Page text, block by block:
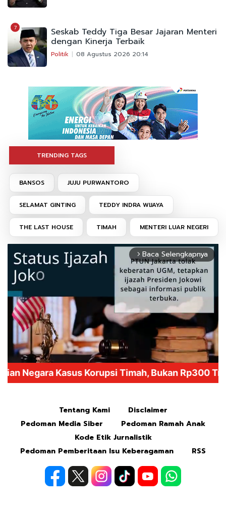
7 Seskab Teddy Tiga Besar Jajaran Menteri
dengan Kinerja Terbaik
Politik 08 Agustus 2026 20:14
TRENDING TAGS
BANSOS JUJU PURWANTORO
SELAMAT GINTING TEDDY INDRA WIJAYA
THE LAST HOUSE TIMAH MENTERI LUAR NEGERI
arrow_forward_ios Baca Selengkapnya
Tentang Kami
Disclaimer
Pedoman Media Siber
Pedoman Ramah Anak
Kode Etik Jurnalistik
Pedoman Pemberitaan Isu Keberagaman
RSS